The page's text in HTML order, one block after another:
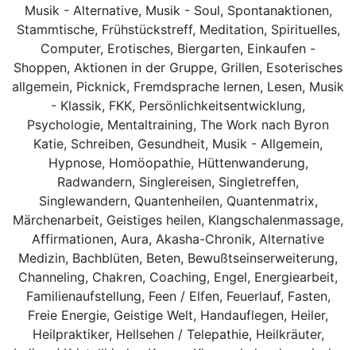
Musik - Alternative, Musik - Soul, Spontanaktionen,
Stammtische, Frühstückstreff, Meditation, Spirituelles,
Computer, Erotisches, Biergarten, Einkaufen -
Shoppen, Aktionen in der Gruppe, Grillen, Esoterisches
allgemein, Picknick, Fremdsprache lernen, Lesen, Musik
- Klassik, FKK, Persönlichkeitsentwicklung,
Psychologie, Mentaltraining, The Work nach Byron
Katie, Schreiben, Gesundheit, Musik - Allgemein,
Hypnose, Homöopathie, Hüttenwanderung,
Radwandern, Singlereisen, Singletreffen,
Singlewandern, Quantenheilen, Quantenmatrix,
Märchenarbeit, Geistiges heilen, Klangschalenmassage,
Affirmationen, Aura, Akasha-Chronik, Alternative
Medizin, Bachblüten, Beten, Bewußtseinserweiterung,
Channeling, Chakren, Coaching, Engel, Energiearbeit,
Familienaufstellung, Feen / Elfen, Feuerlauf, Fasten,
Freie Energie, Geistige Welt, Handauflegen, Heiler,
Heilpraktiker, Hellsehen / Telepathie, Heilkräuter,